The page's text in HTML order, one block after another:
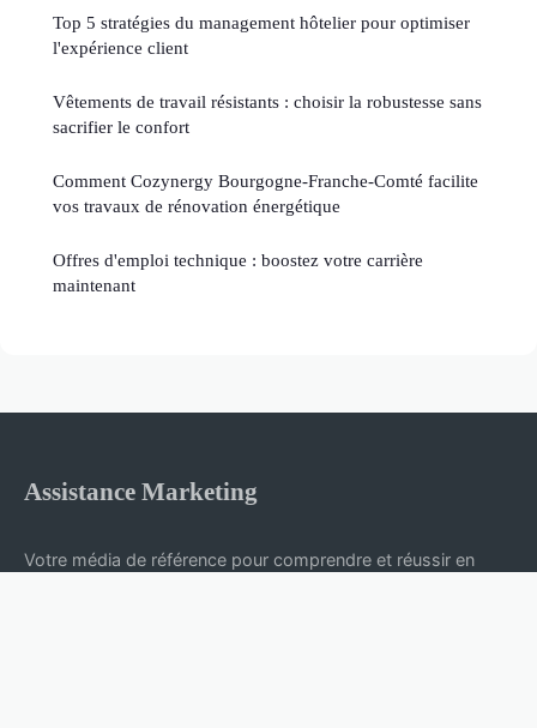
Top 5 stratégies du management hôtelier pour optimiser
l'expérience client
Vêtements de travail résistants : choisir la robustesse sans
sacrifier le confort
Comment Cozynergy Bourgogne-Franche-Comté facilite
vos travaux de rénovation énergétique
Offres d'emploi technique : boostez votre carrière
maintenant
Assistance Marketing
Votre média de référence pour comprendre et réussir en